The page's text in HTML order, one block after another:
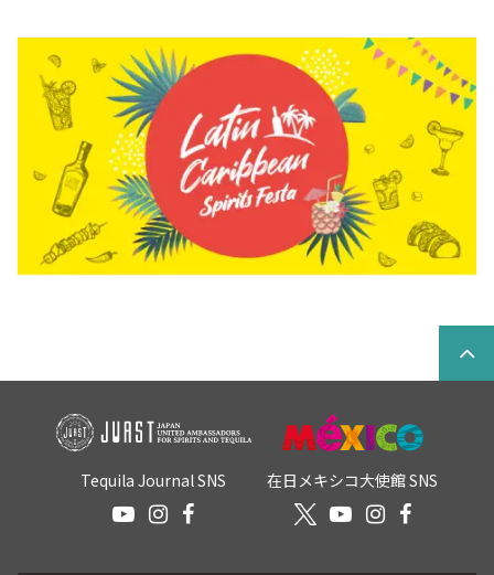
Tequila Journal SNS 在日メキシコ大使館 SNS